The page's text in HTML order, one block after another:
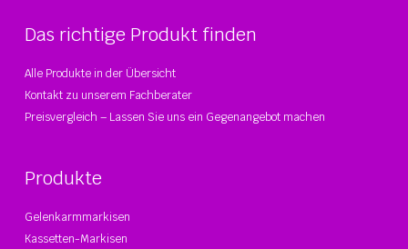
Das richtige Produkt finden
Alle Produkte in der Übersicht
Kontakt zu unserem Fachberater
Preisvergleich – Lassen Sie uns ein Gegenangebot machen
Produkte
Gelenkarmmarkisen
Kassetten-Markisen